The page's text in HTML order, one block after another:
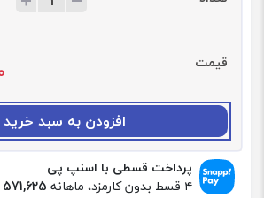
ک
ی
ف
ح
م
قیمت
افزودن به سبد خرید
پرداخت قسطی با اسنپ پی
۴ قسط بدون کارمزد، ماهانه
571,625